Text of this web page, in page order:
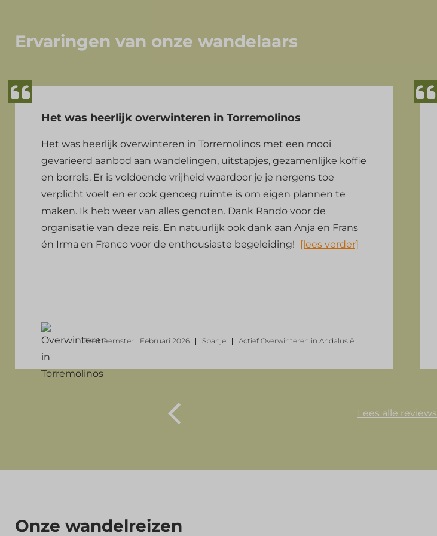
Ervaringen van onze wandelaars
Het was heerlijk overwinteren in Torremolinos
Het was heerlijk overwinteren in Torremolinos met een mooi
gevarieerd aanbod aan wandelingen, uitstapjes, gezamenlijke koffie
en borrels. Er is voldoende vrijheid waardoor je je nergens toe
verplicht voelt en er ook genoeg ruimte is om eigen plannen te
maken. Ik heb weer van alles genoten. Dank Rando voor de
organisatie van deze reis. En natuurlijk ook dank aan Anja en Frans
én Irma en Franco voor de enthousiaste begeleiding!
[lees verder]
Deelneemster Februari 2026 Spanje Actief Overwinteren in Andalusië
Lees alle reviews
Onze wandelreizen